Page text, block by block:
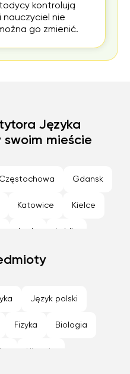
kontrolują
nauczyciel nie
go zmienić.
Języka
swoim mieście
Częstochowa Gdansk
Katowice Kielce
Lodz Lublin
Płock
Język polski
Fizyka Biologia
Historia